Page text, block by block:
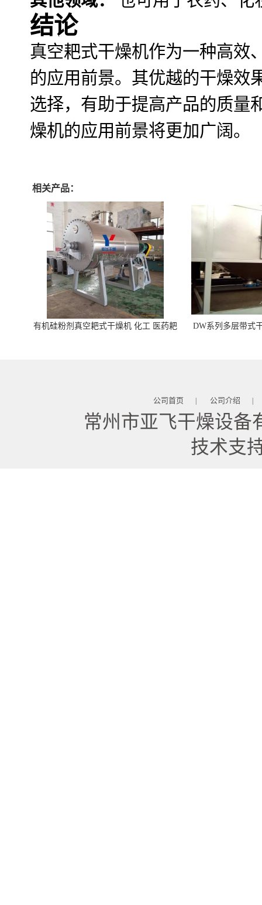
结论
真空耙式干燥机作为一种高效
的应用前景。其优越的干燥效
选择，有助于提高产品的质量
燥机的应用前景将更加广阔。
相关产品：
有机硅粉剂真空耙式干燥机 化工 医药耙
DW系列多层带式
公司首页 | 公司介绍 |
常州市亚飞干燥设备
技术支